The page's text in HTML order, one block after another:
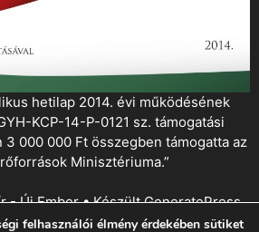
hetilap 2014. évi működésének
KCP-14-P-0121 sz. támogatási
000 000 Ft összegben támogatta az
Minisztériuma.”
- Új Ember• KészültGeneratePress
felhasználói élmény érdekében sütiket